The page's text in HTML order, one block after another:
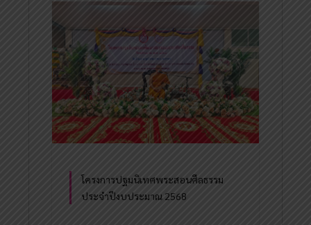
โครงการปฐมนิเทศพระสอนศีลธรรม
ประจำปีงบประมาณ 2568